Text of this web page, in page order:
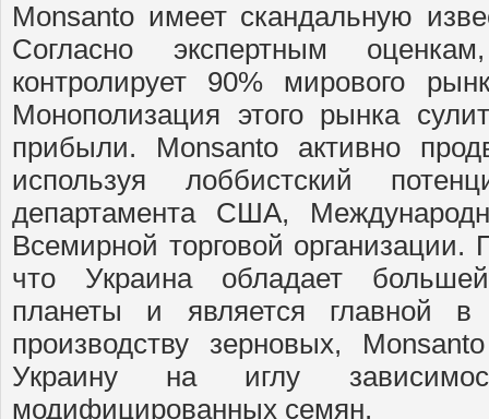
Monsanto имеет скандальную
Согласно экспертным
контролирует 90% мирового
Монополизация этого рынка
прибыли. Monsanto активно
используя лоббистский
департамента США,
Всемирной торговой
что Украина обладает
планеты и является главной
производству зерновых,
Украину на иглу
модифицированных семян.